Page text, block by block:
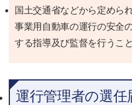
国土交通省などから定めら
事業用自動車の運行の安全
する指導及び監督を行うこと
運行管理者の選任